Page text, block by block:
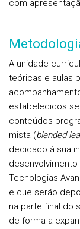
com
A unidade
teóricas e aulas
estabelecidos
conteúdos
mista (blended
dedicado à sua
Tecnologias
e que serão
na parte final do
de forma a